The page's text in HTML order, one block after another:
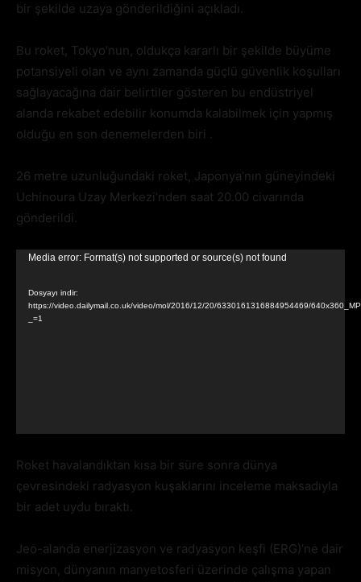
bir şekilde uzaya gönderildiğini açıkladı.
Bu roket, Tokyo’nun, oldukça kararlı bir şekilde büyüme
potansiyeli olan ve aynı zamanda güçlü güvenlik koşulları
sağlayacağına dair belirtiler gösteren bu endüstriyel
alanda rekabet edebilir konumda kalabilmek için yapmış
olduğu en son denemelerden biri .
26 metre uzunluğundaki roket, Japonya’nın güneyindeki
Uchinoura Uzay Merkezi’nden saat 20.00 civarında
gönderildi.
Video
Media error: Format(s) not supported or source(s) not found
Dosyayı indir:
https://video.dailymail.co.uk/video/mol/2016/12/20/6330161316884954469/
_=1
Roket havalandıktan kısa bir süre sonra dünya
çevresindeki radyasyon kuşaklarını inceleme maksadıyla
bir adet uydu bıraktı.
Jeo-alanda enerjizasyon ve radyasyon keşfi (ERG)’ne dair
misyon, dünyanın manyetosferi üzerinde çalışma yapan